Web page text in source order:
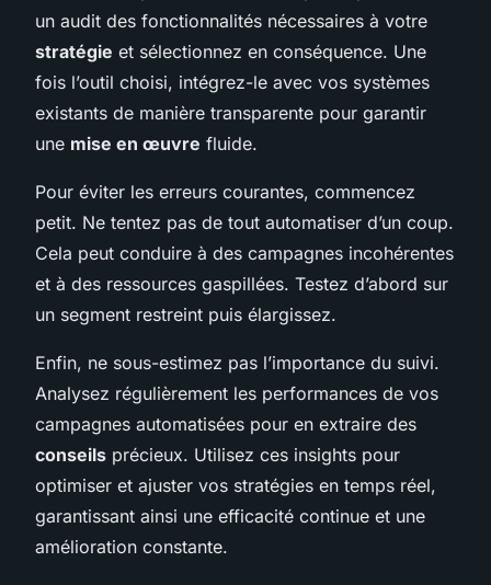
un audit des fonctionnalités nécessaires à votre
stratégie et sélectionnez en conséquence. Une
fois l’outil choisi, intégrez-le avec vos systèmes
existants de manière transparente pour garantir
une mise en œuvre fluide.
Pour éviter les erreurs courantes, commencez
petit. Ne tentez pas de tout automatiser d’un coup.
Cela peut conduire à des campagnes incohérentes
et à des ressources gaspillées. Testez d’abord sur
un segment restreint puis élargissez.
Enfin, ne sous-estimez pas l’importance du suivi.
Analysez régulièrement les performances de vos
campagnes automatisées pour en extraire des
conseils précieux. Utilisez ces insights pour
optimiser et ajuster vos stratégies en temps réel,
garantissant ainsi une efficacité continue et une
amélioration constante.